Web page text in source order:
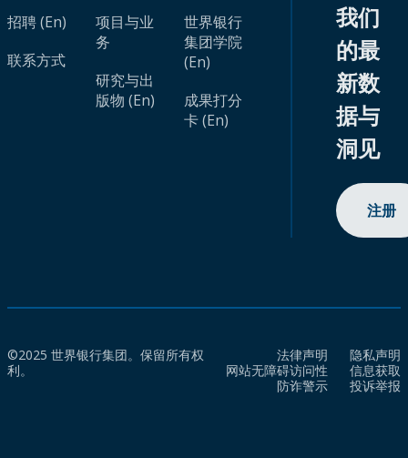
招聘 (En)
联系方式
项目与业
务
研究与出
版物 (En)
世界银行
集团学院
(En)
成果打分
卡 (En)
我们
的最
新数
据与
洞见
注册
©2025 世界银行集团。保留所有权
利。
法律声明
隐私声明
网站无障碍访问性
信息获取
防诈警示
投诉举报